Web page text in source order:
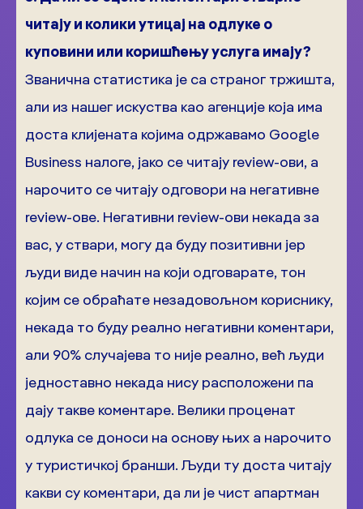
читају и колики утицај на одлуке о
куповини или коришћењу услуга имају?
Званична статистика је са страног тржишта,
али из нашег искуства као агенције која има
доста клијената којима одржавамо Google
Business налоге, јако се читају review-ови, a
нарочито се читају одговори на негативне
review-ове. Негативни review-ови некада за
вас, у ствари, могу да буду позитивни јер
људи виде начин на који одговарате, тон
којим се обраћате незадовољном кориснику,
некада то буду реално негативни коментари,
али 90% случајева то није реално, већ људи
једноставно некада нису расположени па
дају такве коментаре. Велики проценат
одлука се доноси на основу њих а нарочито
у туристичкој бранши. Људи ту доста читају
какви су коментари, да ли је чист апартман